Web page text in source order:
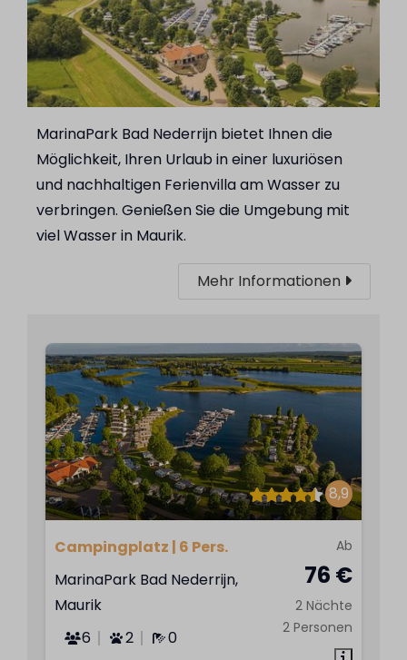
MarinaPark Bad Nederrijn bietet Ihnen die
Möglichkeit, Ihren Urlaub in einer luxuriösen
und nachhaltigen Ferienvilla am Wasser zu
verbringen. Genießen Sie die Umgebung mit
viel Wasser in Maurik.
Mehr Informationen
8,9
Ab
76 €
2 Nächte
2 Personen
Campingplatz | 6 Pers.
MarinaPark Bad Nederrijn,
Maurik
6
2 0